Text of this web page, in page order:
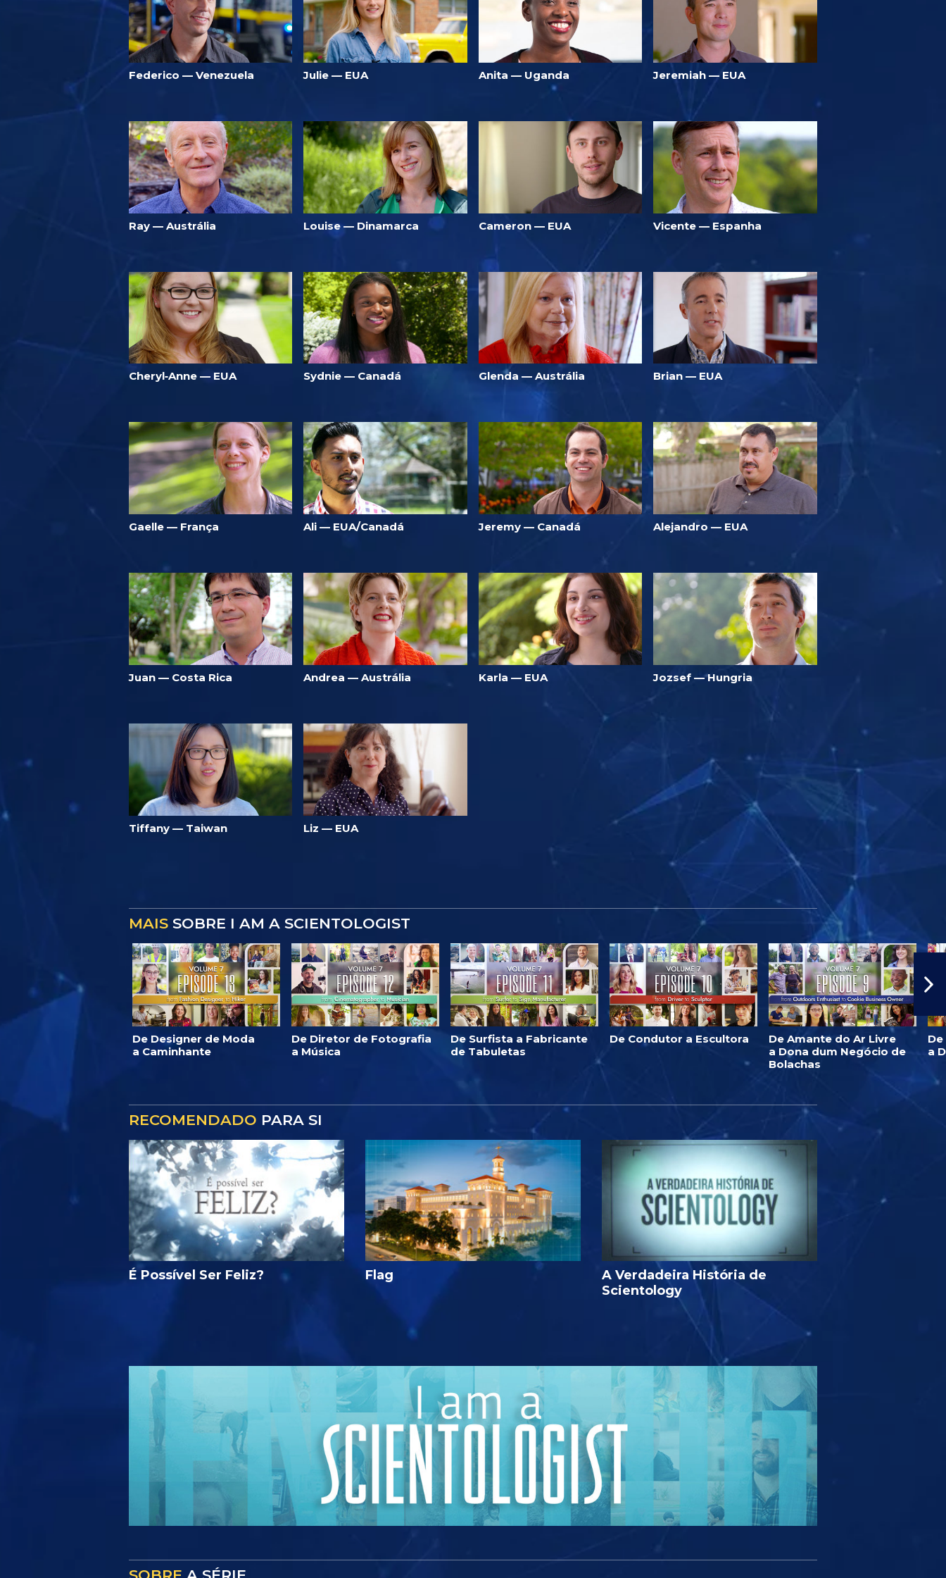
Federico — Venezuela Julie — EUA Anita — Uganda Jeremiah — EUA
Ray — Austrália Louise — Dinamarca Cameron — EUA Vicente — Espanha
Cheryl‑Anne — EUA Sydnie — Canadá Glenda — Austrália Brian — EUA
Gaelle — França Ali — EUA/Canadá Jeremy — Canadá Alejandro — EUA
Juan — Costa Rica Andrea — Austrália Karla — EUA Jozsef — Hungria
Tiffany — Taiwan Liz — EUA
MAIS SOBRE I AM A SCIENTOLOGIST
De Designer de Moda
a Caminhante
De Diretor de Fotografia
a Música
De Surfista a Fabricante
de Tabuletas
De Condutor a Escultora
De Amante do Ar Livre
a Dona dum Negócio de
Bolachas
a
RECOMENDADO PARA SI
É Possível Ser Feliz? Flag
A Verdadeira História de
Scientology